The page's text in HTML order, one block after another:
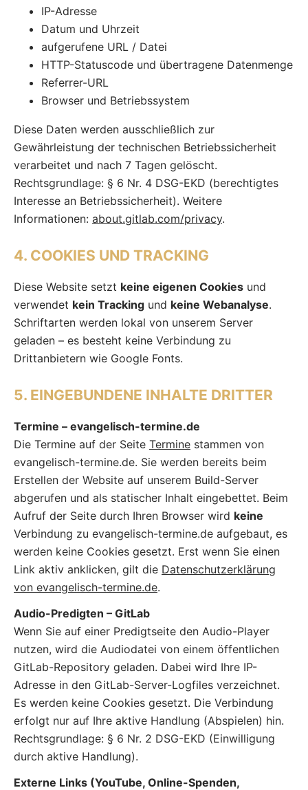
IP-Adresse
Datum und Uhrzeit
aufgerufene URL / Datei
HTTP-Statuscode und übertragene Datenmenge
Referrer-URL
Browser und Betriebssystem
Diese Daten werden ausschließlich zur
Gewährleistung der technischen Betriebssicherheit
verarbeitet und nach 7 Tagen gelöscht.
Rechtsgrundlage: § 6 Nr. 4 DSG-EKD (berechtigtes
Interesse an Betriebssicherheit). Weitere
Informationen: about.gitlab.com/privacy.
4. COOKIES UND TRACKING
Diese Website setzt keine eigenen Cookies und
verwendet kein Tracking und keine Webanalyse.
Schriftarten werden lokal von unserem Server
geladen – es besteht keine Verbindung zu
Drittanbietern wie Google Fonts.
5. EINGEBUNDENE INHALTE DRITTER
Termine – evangelisch-termine.de
Die Termine auf der Seite Termine stammen von
evangelisch-termine.de. Sie werden bereits beim
Erstellen der Website auf unserem Build-Server
abgerufen und als statischer Inhalt eingebettet. Beim
Aufruf der Seite durch Ihren Browser wird keine
Verbindung zu evangelisch-termine.de aufgebaut, es
werden keine Cookies gesetzt. Erst wenn Sie einen
Link aktiv anklicken, gilt die Datenschutzerklärung
von evangelisch-termine.de.
Audio-Predigten – GitLab
Wenn Sie auf einer Predigtseite den Audio-Player
nutzen, wird die Audiodatei von einem öffentlichen
GitLab-Repository geladen. Dabei wird Ihre IP-
Adresse in den GitLab-Server-Logfiles verzeichnet.
Es werden keine Cookies gesetzt. Die Verbindung
erfolgt nur auf Ihre aktive Handlung (Abspielen) hin.
Rechtsgrundlage: § 6 Nr. 2 DSG-EKD (Einwilligung
durch aktive Handlung).
Externe Links (YouTube, Online-Spenden,